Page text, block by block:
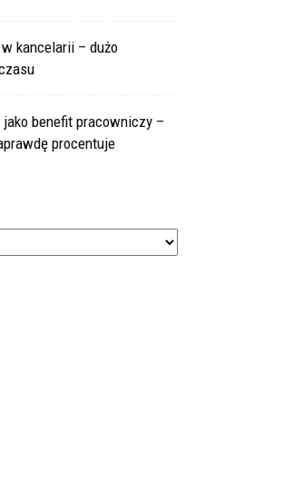
kancelarii – dużo
jako benefit pracowniczy –
procentuje